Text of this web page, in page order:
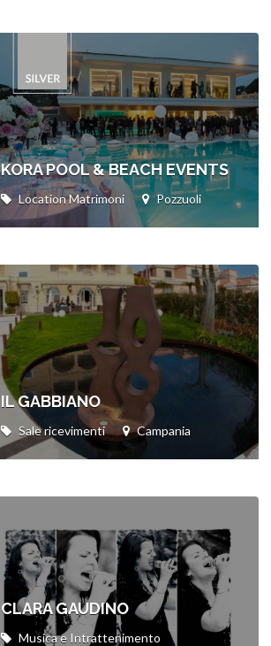
KORA POOL & BEACH EVENTS
Location Matrimoni Pozzuoli
IL GABBIANO
Sale ricevimenti Campania
CLARA GAUDINO
Musica e Intrattenimento